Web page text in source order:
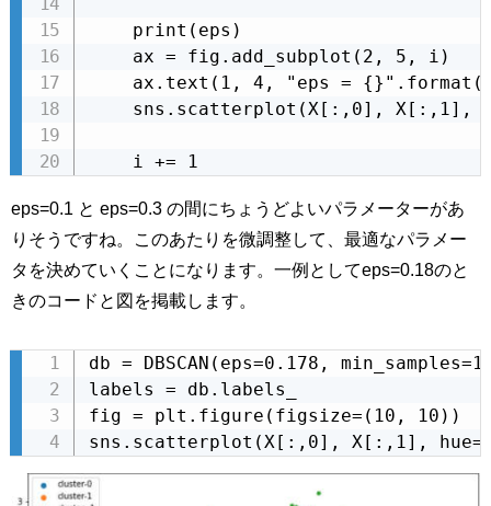
    print(eps)
    ax = fig.add_subplot(2, 5, i)
ax.text(1, 4, "eps =
sns.scatterplot(X[:,0], X[:,1],
    i += 1
eps=0.1 と eps=0.3 の間にちょうどよいパラメーターがあ
りそうですね。このあたりを微調整して、最適なパラメー
タを決めていくことになります。一例としてeps=0.18のと
きのコードと図を掲載します。
db = DBSCAN(eps=0.178,
labels = db.labels_
fig = plt.figure(figsize=(10, 10))
sns.scatterplot(X[:,0], X[:,1],